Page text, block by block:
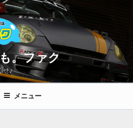
。ファク
せ♪
メニュー